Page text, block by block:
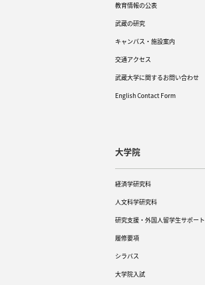
教育情報の公表
武蔵の研究
キャンパス・施設案内
交通アクセス
武蔵大学に関するお問い合わせ
English Contact Form
大学院
経済学研究科
人文科学研究科
研究支援・外国人留学生サポート
履修要項
シラバス
大学院入試